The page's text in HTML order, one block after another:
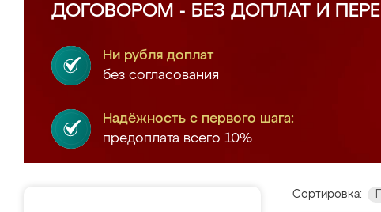
ДОГОВОРОМ - БЕЗ ДОПЛАТ И
Ни рубля доплат
без согласования
Надёжность с первого шага:
предоплата всего 10%
Сортировка: